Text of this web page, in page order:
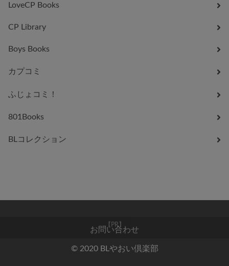
LoveCP Books
CP Library
Boys Books
カプコミ
ふじょコミ！
801Books
BLコレクション
お問い合わせ
© 2020 BLやおい倶楽部